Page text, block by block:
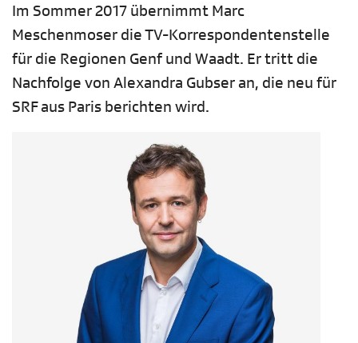
Im Sommer 2017 übernimmt Marc
Meschenmoser die TV-Korrespondentenstelle
für die Regionen Genf und Waadt. Er tritt die
Nachfolge von Alexandra Gubser an, die neu für
SRF aus Paris berichten wird.